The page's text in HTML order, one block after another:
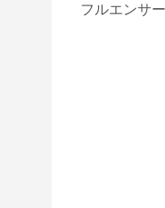
フルエンサ